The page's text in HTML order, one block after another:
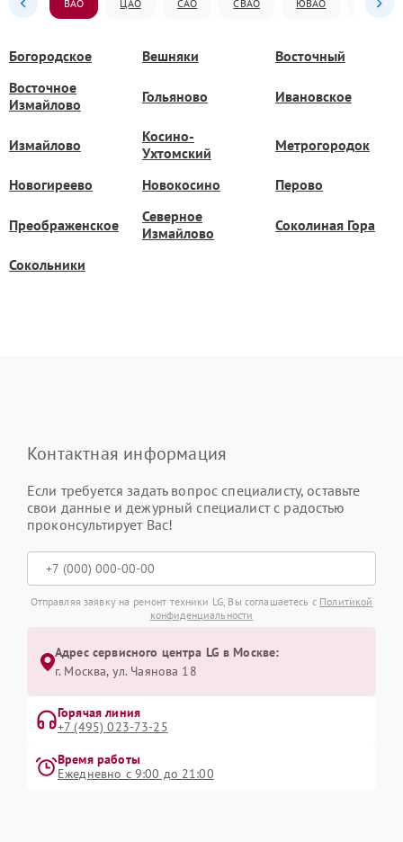
ВАО ЦАО САО СВАО ЮВАО ЮАО
Богородское Вешняки
Восточный
Восточное
Измайлово
Гольяново Ивановское
Измайлово
Косино-
Ухтомский
Метрогородок
Новогиреево Новокосино Перово
Преображенское
Северное
Измайлово
Соколиная Гора
Сокольники
Контактная информация
Если требуется задать вопрос специалисту, оставьте
свои данные и дежурный специалист с радостью
проконсультирует Вас!
Отправляя заявку на ремонт техники LG, Вы соглашаетесь с Политикой
конфиденциальности
Адрес сервисного центра LG в Москве:
г. Москва, ул. Чаянова 18
Горячая линия
+7 (495) 023-73-25
Время работы
Ежедневно с 9:00 до 21:00